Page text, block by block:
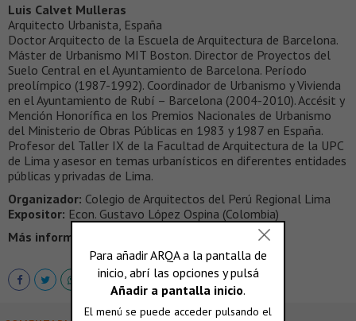
Luis Calvet Mulleras
Arquitecto Urbanista, España
Doctor Arquitecto de la Escuela de Arquitectura de Barcelona.
Máster de Urbanismo MIT Boston. Director de Proyectos del
Suelo Central en el Ayuntamiento de Barcelona. Período
preolímpico (1987-1992). Coordinador de Urbanismo y Vivienda
en el Ayuntamiento de Rubí – Barcelona (2004-2010). Accésit y
Mención Honorífica en los Premios Nacionales de Urbanismo
del Ministerio de Obras Públicas en 1983 y 1987 en España.
Profesor del Taller IX de la Facultad de Arquitectura de la UPC
de Lima y asesor en temas urbanísticos en diferentes entidades
públicas y privadas de Lima.
Organizador: Colegio de Arquitectos del Perú Regional Lima
Expositor: Econ. Gustavo López Ospina (Colombia)
Más información >